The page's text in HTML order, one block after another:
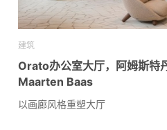
建筑
Orato办公室大厅，阿姆斯
Maarten Baas
以画廊风格重塑大厅